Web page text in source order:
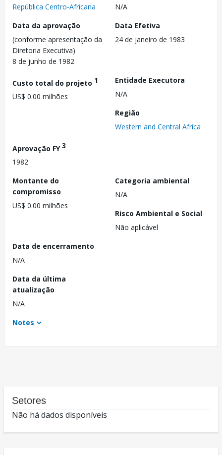
República Centro-Africana
N/A
Data da aprovação
(conforme apresentação da
Diretoria Executiva)
8 de junho de 1982
Data Efetiva
24 de janeiro de 1983
Custo total do projeto 1
US$ 0.00 milhões
Entidade Executora
N/A
Região
Western and Central Africa
Aprovação FY3
1982
Montante do
compromisso
US$ 0.00 milhões
Categoria ambiental
N/A
Risco Ambiental e Social
Não aplicável
Data de encerramento
N/A
Data da última
atualização
N/A
Notes
Setores
Não há dados disponíveis